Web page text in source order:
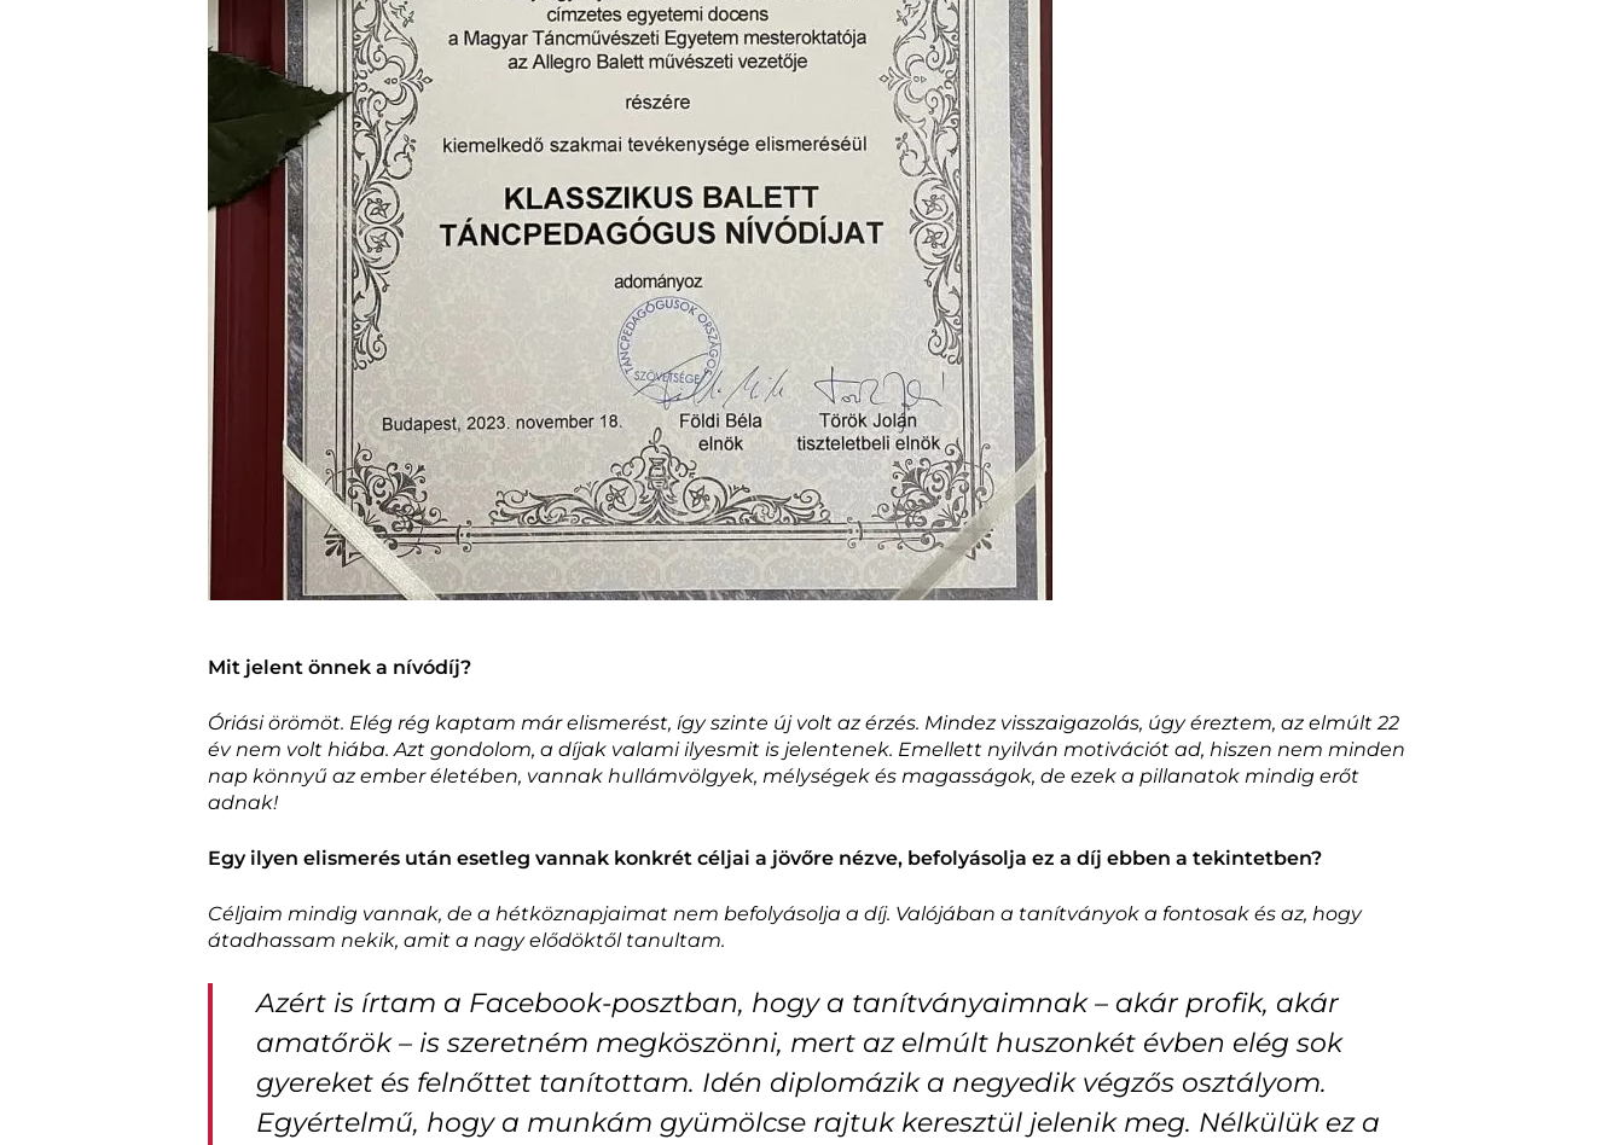
Mit jelent önnek a nívódíj?
Óriási örömöt. Elég rég kaptam már elismerést, így szinte új volt az érzés. Mindez visszaigazolás, úgy éreztem, az elmúlt 22
év nem volt hiába. Azt gondolom, a díjak valami ilyesmit is jelentenek. Emellett nyilván motivációt ad, hiszen nem minden
nap könnyű az ember életében, vannak hullámvölgyek, mélységek és magasságok, de ezek a pillanatok mindig erőt
adnak!
Egy ilyen elismerés után esetleg vannak konkrét céljai a jövőre nézve, befolyásolja ez a díj ebben a tekintetben?
Céljaim mindig vannak, de a hétköznapjaimat nem befolyásolja a díj. Valójában a tanítványok a fontosak és az, hogy
átadhassam nekik, amit a nagy elődöktől tanultam.
Azért is írtam a Facebook-posztban, hogy a tanítványaimnak – akár profik, akár
amatőrök – is szeretném megköszönni, mert az elmúlt huszonkét évben elég sok
gyereket és felnőttet tanítottam. Idén diplomázik a negyedik végzős osztályom.
Egyértelmű, hogy a munkám gyümölcse rajtuk keresztül jelenik meg. Nélkülük ez a